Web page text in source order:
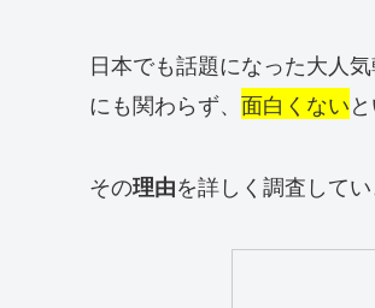
日本でも話題になった大人
にも関わらず、 面白くない
その理由を詳しく調査してい